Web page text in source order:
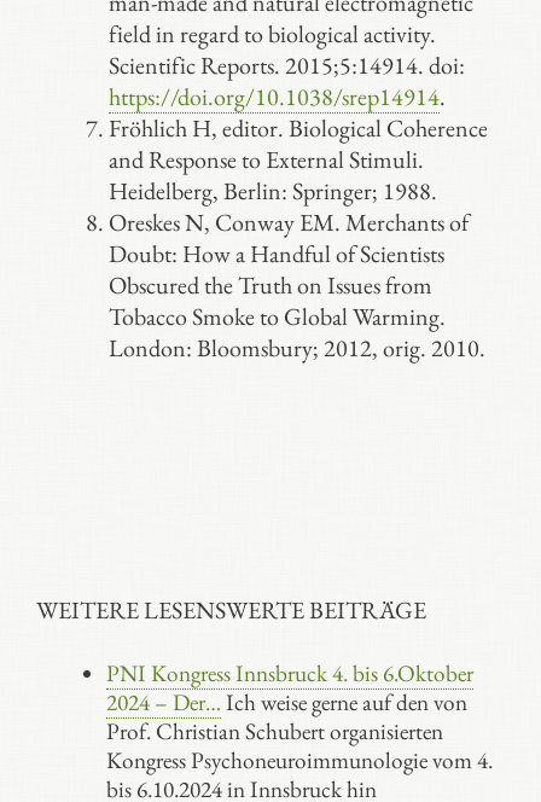
field in regard to biological activity.
Scientific Reports. 2015;5:14914. doi:
https://doi.org/10.1038/srep14914.
Fröhlich H, editor. Biological Coherence
and Response to External Stimuli.
Heidelberg, Berlin: Springer; 1988.
Oreskes N, Conway EM. Merchants of
Doubt: How a Handful of Scientists
Obscured the Truth on Issues from
Tobacco Smoke to Global Warming.
London: Bloomsbury; 2012, orig. 2010.
WEITERE LESENSWERTE BEITRÄGE
PNI Kongress Innsbruck 4. bis 6.Oktober
2024 – Der… Ich weise gerne auf den von
Prof. Christian Schubert organisierten
Kongress Psychoneuroimmunologie vom 4.
bis 6.10.2024 in Innsbruck hin